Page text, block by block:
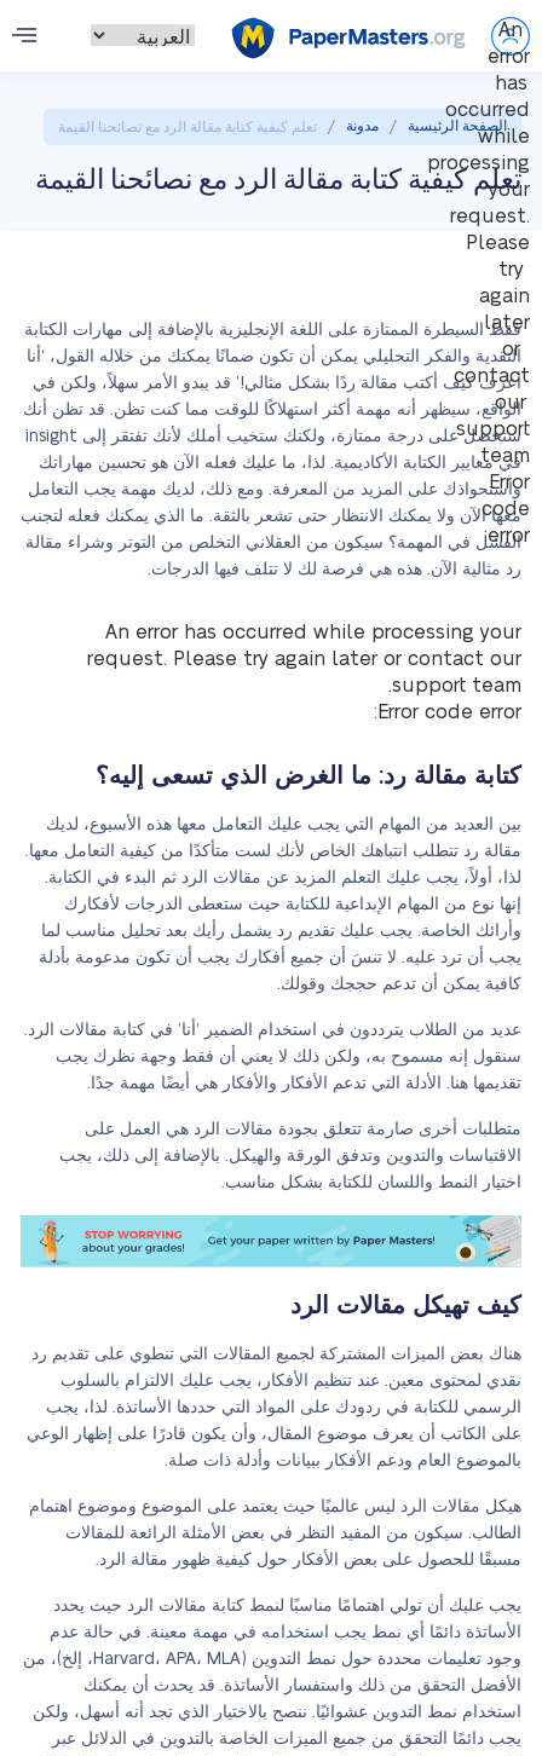
An
error
has
occurred
while
processing
your
request.
Please
try
again
later
or
contact
our
support
team.
Error
code
error:
الصفحة الرئيسية / مدونة / تعلم كيفية كتابة مقالة الرد مع نصائحنا القيمة
تعلم كيفية كتابة مقالة الرد مع نصائحنا القيمة
فقط السيطرة الممتازة على اللغة الإنجليزية بالإضافة إلى مهارات الكتابة
النقدية والفكر التحليلي يمكن أن تكون ضمانًا يمكنك من خلاله القول، ‘أنا
أعرف كيف أكتب مقالة ردًا بشكل مثالي!’ قد يبدو الأمر سهلاً، ولكن في
الواقع، سيظهر أنه مهمة أكثر استهلاكًا للوقت مما كنت تظن. قد تظن أنك
ستحصل على درجة ممتازة، ولكنك ستخيب أملك لأنك تفتقر إلى insight
في معايير الكتابة الأكاديمية. لذا، ما عليك فعله الآن هو تحسين مهاراتك
واستحواذك على المزيد من المعرفة. ومع ذلك، لديك مهمة يجب التعامل
معها الآن ولا يمكنك الانتظار حتى تشعر بالثقة. ما الذي يمكنك فعله لتجنب
الفشل في المهمة؟ سيكون من العقلاني التخلص من التوتر وشراء مقالة
رد مثالية الآن. هذه هي فرصة لك لا تتلف فيها الدرجات.
An error has occurred while processing your
request. Please try again later or contact our
support team.
Error code error:
كتابة مقالة رد: ما الغرض الذي تسعى إليه؟
بين العديد من المهام التي يجب عليك التعامل معها هذه الأسبوع، لديك
مقالة رد تتطلب انتباهك الخاص لأنك لست متأكدًا من كيفية التعامل معها.
لذا، أولاً، يجب عليك التعلم المزيد عن مقالات الرد ثم البدء في الكتابة.
إنها نوع من المهام الإبداعية للكتابة حيث ستعطى الدرجات لأفكارك
وأرائك الخاصة. يجب عليك تقديم رد يشمل رأيك بعد تحليل مناسب لما
يجب أن ترد عليه. لا تنسَ أن جميع أفكارك يجب أن تكون مدعومة بأدلة
كافية يمكن أن تدعم حججك وقولك.
عديد من الطلاب يترددون في استخدام الضمير ‘أنا’ في كتابة مقالات الرد.
سنقول إنه مسموح به، ولكن ذلك لا يعني أن فقط وجهة نظرك يجب
تقديمها هنا. الأدلة التي تدعم الأفكار والأفكار هي أيضًا مهمة جدًا.
متطلبات أخرى صارمة تتعلق بجودة مقالات الرد هي العمل على
الاقتباسات والتدوين وتدفق الورقة والهيكل. بالإضافة إلى ذلك، يجب
اختيار النمط واللسان للكتابة بشكل مناسب.
كيف تهيكل مقالات الرد
هناك بعض الميزات المشتركة لجميع المقالات التي تنطوي على تقديم رد
نقدي لمحتوى معين. عند تنظيم الأفكار، يجب عليك الالتزام بالسلوب
الرسمي للكتابة في ردودك على المواد التي حددها الأساتذة. لذا، يجب
على الكاتب أن يعرف موضوع المقال، وأن يكون قادرًا على إظهار الوعي
بالموضوع العام ودعم الأفكار ببيانات وأدلة ذات صلة.
هيكل مقالات الرد ليس عالميًا حيث يعتمد على الموضوع وموضوع اهتمام
الطالب. سيكون من المفيد النظر في بعض الأمثلة الرائعة للمقالات
مسبقًا للحصول على بعض الأفكار حول كيفية ظهور مقالة الرد.
يجب عليك أن تولي اهتمامًا مناسبًا لنمط كتابة مقالات الرد حيث يحدد
الأساتذة دائمًا أي نمط يجب استخدامه في مهمة معينة. في حالة عدم
وجود تعليمات محددة حول نمط التدوين (Harvard، APA، MLA، إلخ)، من
الأفضل التحقق من ذلك واستفسار الأساتذة. قد يحدث أن يمكنك
استخدام نمط التدوين عشوائيًا. ننصح بالاختيار الذي تجد أنه أسهل، ولكن
يجب دائمًا التحقق من جميع الميزات الخاصة بالتدوين في الدلائل عبر